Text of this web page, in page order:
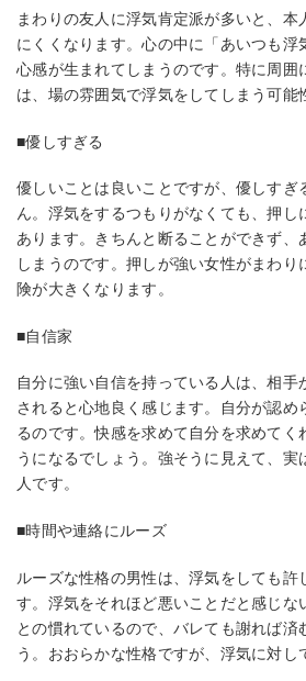
まわりの友人に浮気肯定派が多いと、本
にくくなります。心の中に「あいつも浮
心感が生まれてしまうのです。特に周囲
は、場の雰囲気で浮気をしてしまう可能
■優しすぎる
優しいことは良いことですが、優しすぎ
ん。浮気をするつもりがなくても、押し
あります。きちんと断ることができず、
しまうのです。押しが強い女性がまわ
険が大きくなります。
■自信家
自分に強い自信を持っている人は、相手
されると心地良く感じます。自分が認め
るのです。快感を求めて自分を求めてく
うになるでしょう。強そうに見えて、実
人です。
■時間や連絡にルーズ
ルーズな性格の男性は、浮気をしても許
す。浮気をそれほど悪いことだと感じな
との慣れているので、バレても謝れば済
う。おおらかな性格ですが、浮気に対し